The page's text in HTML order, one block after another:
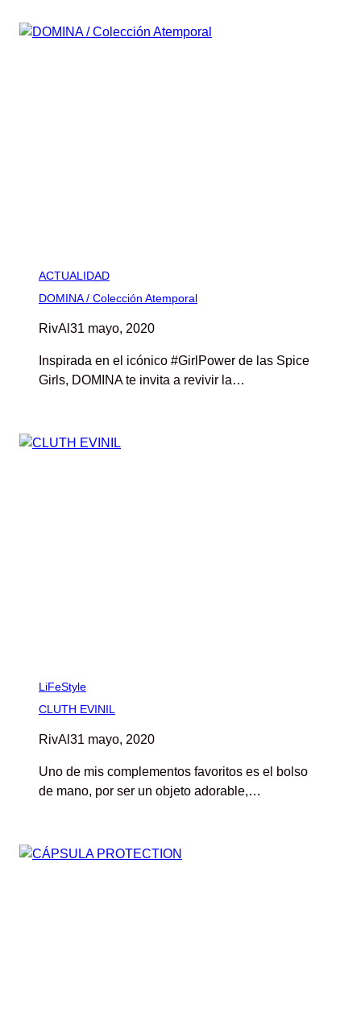
ACTUALIDAD
DOMINA / Colección Atemporal
RivAl 31 mayo, 2020
Inspirada en el icónico #GirlPower de las Spice
Girls, DOMINA te invita a revivir la…
LiFeStyle
CLUTH EVINIL
RivAl 31 mayo, 2020
Uno de mis complementos favoritos es el bolso
de mano, por ser un objeto adorable,…